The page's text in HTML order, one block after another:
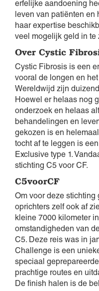
erfelijke aandoening
leven van patiënten en
haar expertise
veel mogelijk geld in te
Over Cystic
Cystic Fibrosis is een
vooral de longen en
Wereldwijd zijn
Hoewel er helaas nog
onderzoek en helaas
behandelingen en
gekozen is en
tocht af te leggen is
Exclusive type 1.
stichting C5 voor CF.
C5voorCF
Om voor deze stichting
oprichters zelf ook af
kleine 7000 kilometer
omstandigheden van
C5. Deze reis was in
Challenge is een
speciaal
prachtige routes en
De finish halen is de